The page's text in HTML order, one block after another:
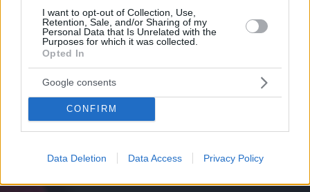
I want to opt-out of Collection, Use,
Retention, Sale, and/or Sharing of my
Personal Data that Is Unrelated with the
Purposes for which it was collected.
Opted In
Google consents
CONFIRM
Data Deletion Data Access Privacy Policy